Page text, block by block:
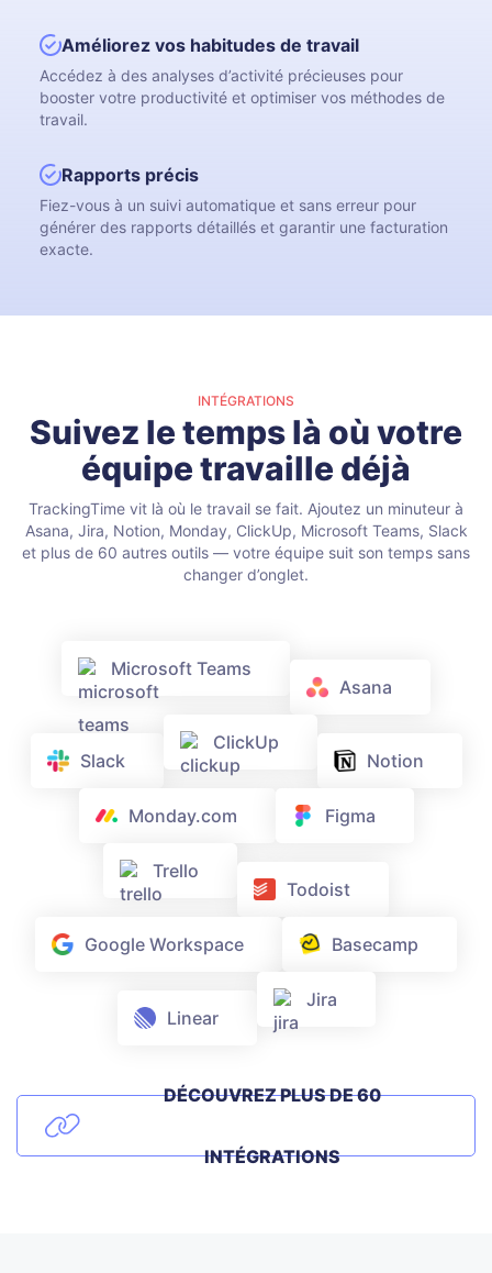
Améliorez vos habitudes de travail
Accédez à des analyses d’activité précieuses pour
booster votre productivité et optimiser vos méthodes de
travail.
Rapports précis
Fiez-vous à un suivi automatique et sans erreur pour
générer des rapports détaillés et garantir une facturation
exacte.
INTÉGRATIONS
Suivez le temps là où votre
équipe travaille déjà
TrackingTime vit là où le travail se fait. Ajoutez un minuteur à
Asana, Jira, Notion, Monday, ClickUp, Microsoft Teams, Slack
et plus de 60 autres outils — votre équipe suit son temps sans
changer d’onglet.
Microsoft Teams
Asana
Slack
ClickUp
Notion
Monday.com Figma
Trello
Todoist
Google Workspace Basecamp
Linear
Jira
DÉCOUVREZ PLUS DE 60
INTÉGRATIONS